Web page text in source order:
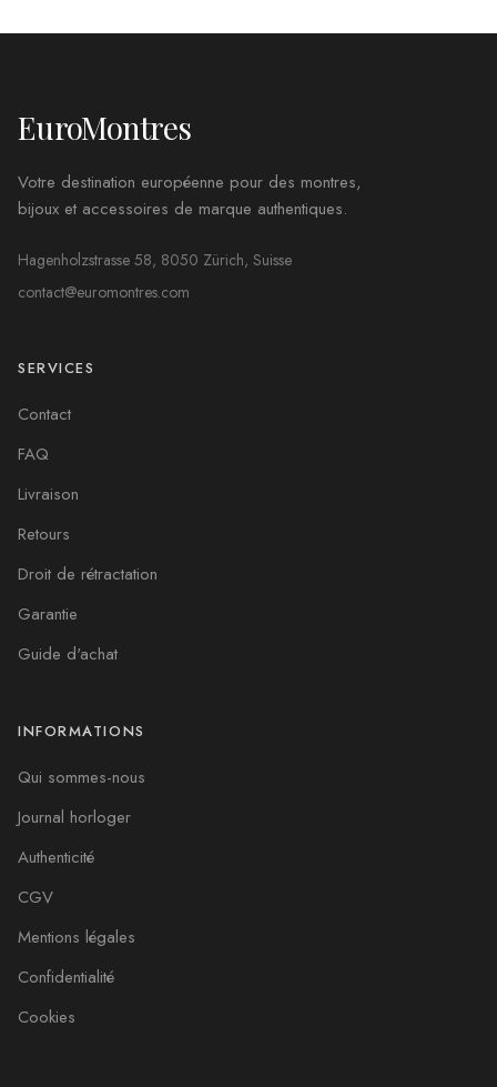
EuroMontres
Votre destination européenne pour des montres,
bijoux et accessoires de marque authentiques.
Hagenholzstrasse 58, 8050 Zürich, Suisse
contact@euromontres.com
SERVICES
Contact
FAQ
Livraison
Retours
Droit de rétractation
Garantie
Guide d'achat
INFORMATIONS
Qui sommes-nous
Journal horloger
Authenticité
CGV
Mentions légales
Confidentialité
Cookies